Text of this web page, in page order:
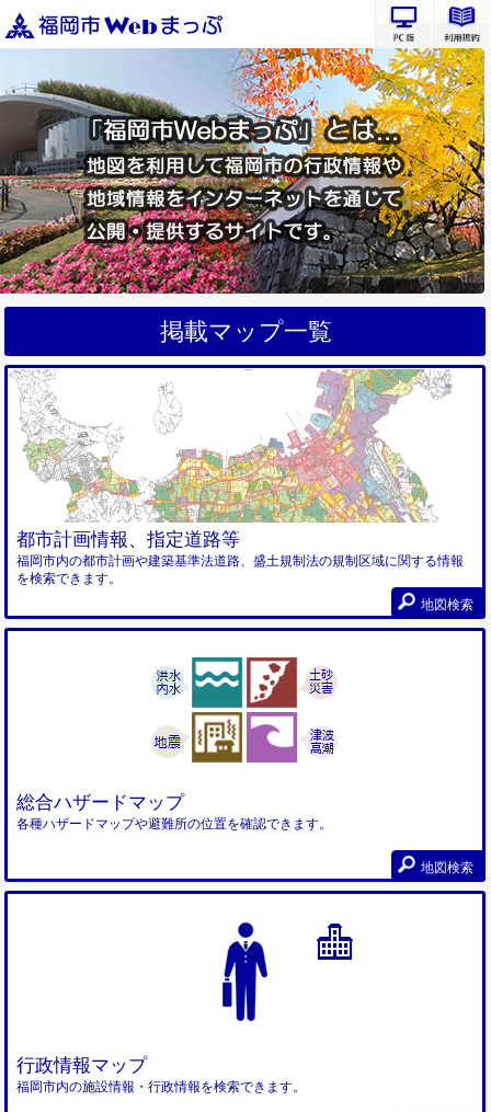
PC版サ
掲載マップ一覧
都市計画情報、指定道路等
福岡市内の都市計画や建築基準法道路、盛土規制法の規制区域に関する情報
を検索できます。
地図検索
総合ハザードマップ
各種ハザードマップや避難所の位置を確認できます。
地図検索
行政情報マップ
福岡市内の施設情報・行政情報を検索できます。